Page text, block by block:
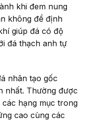
khi đem nung
không để định
giúp đá có độ
đá thạch anh tự
nhân tạo gốc
nhất. Thường được
hạng mục trong
cao cùng các